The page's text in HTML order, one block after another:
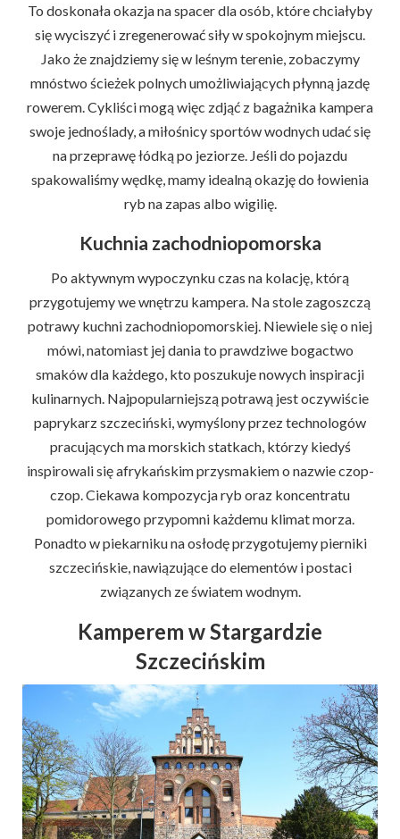
To doskonała okazja na spacer dla osób, które chciałyby
się wyciszyć i zregenerować siły w spokojnym miejscu.
Jako że znajdziemy się w leśnym terenie, zobaczymy
mnóstwo ścieżek polnych umożliwiających płynną jazdę
rowerem. Cykliści mogą więc zdjąć z bagażnika kampera
swoje jednoślady, a miłośnicy sportów wodnych udać się
na przeprawę łódką po jeziorze. Jeśli do pojazdu
spakowaliśmy wędkę, mamy idealną okazję do łowienia
ryb na zapas albo wigilię.
Kuchnia zachodniopomorska
Po aktywnym wypoczynku czas na kolację, którą
przygotujemy we wnętrzu kampera. Na stole zagoszczą
potrawy kuchni zachodniopomorskiej. Niewiele się o niej
mówi, natomiast jej dania to prawdziwe bogactwo
smaków dla każdego, kto poszukuje nowych inspiracji
kulinarnych. Najpopularniejszą potrawą jest oczywiście
paprykarz szczeciński, wymyślony przez technologów
pracujących ma morskich statkach, którzy kiedyś
inspirowali się afrykańskim przysmakiem o nazwie czop-
czop. Ciekawa kompozycja ryb oraz koncentratu
pomidorowego przypomni każdemu klimat morza.
Ponadto w piekarniku na osłodę przygotujemy pierniki
szczecińskie, nawiązujące do elementów i postaci
związanych ze światem wodnym.
Kamperem w Stargardzie
Szczecińskim